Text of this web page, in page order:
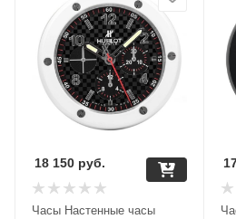
Часы Настенные часы
18 150 руб.